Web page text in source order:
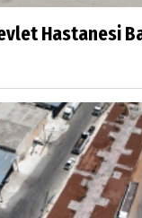
Hastanesi